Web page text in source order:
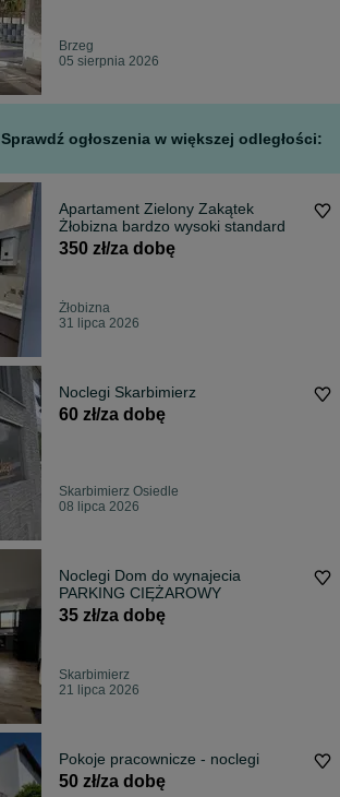
Brzeg
05 sierpnia 2026
Sprawdź ogłoszenia w większej odległości:
Apartament Zielony Zakątek
Żłobizna bardzo wysoki standard
350 zł/za dobę
Żłobizna
31 lipca 2026
Noclegi Skarbimierz
60 zł/za dobę
Skarbimierz Osiedle
08 lipca 2026
Noclegi Dom do wynajecia
PARKING CIĘŻAROWY
35 zł/za dobę
Skarbimierz
21 lipca 2026
Pokoje pracownicze - noclegi
50 zł/za dobę